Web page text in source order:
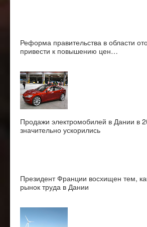
Реформа правительства в области
привести к повышению цен…
Продажи электромобилей в Дании в
значительно ускорились
Президент Франции восхищен тем,
рынок труда в Дании